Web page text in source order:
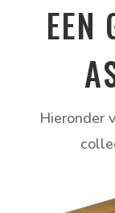
EEN
Hieronder